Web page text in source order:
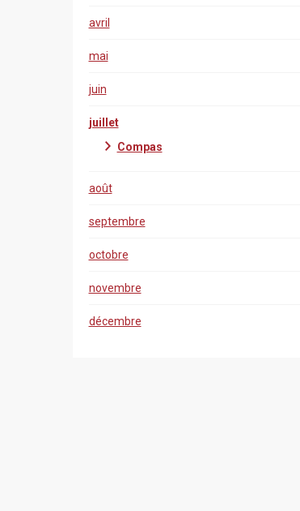
avril
mai
juin
juillet
Compas
août
septembre
octobre
novembre
décembre